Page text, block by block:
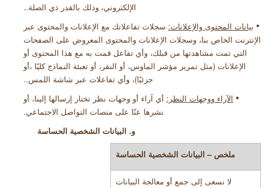
الإلكتروني، وذلك بالقدر ذي الصلة.
.
• بيانات المحتوى والإعلانات: سجلات تفاعلاتك مع الإعلانات والمحتوى عبر
الإنترنت الخاص بنا، وسجلات الإعلانات والمحتوى المعروض على الصفحات
التي تمت مشاهدتها من قبلك، وأي تفاعل قمت به مع هذا المحتوى أو
الإعلانات (مثل تمرير مؤشر الماوس، أو النقر، أو تعبئة النماذج كليًا ،أو
جزئيًا)، وأي تفاعلات عبر شاشة اللمس.
.
• الآراء ووجهات النظر: أي آراء أو وجهات نظر تختار إرسالها إلينا، أو
نشرها عنّا على منصات التواصل الاجتماعي.
و. البيانات الشخصية الحساسة
ملخص – البيانات الشخصية الحساسة
لا نسعى إلى جمع أو معالجة البيانات